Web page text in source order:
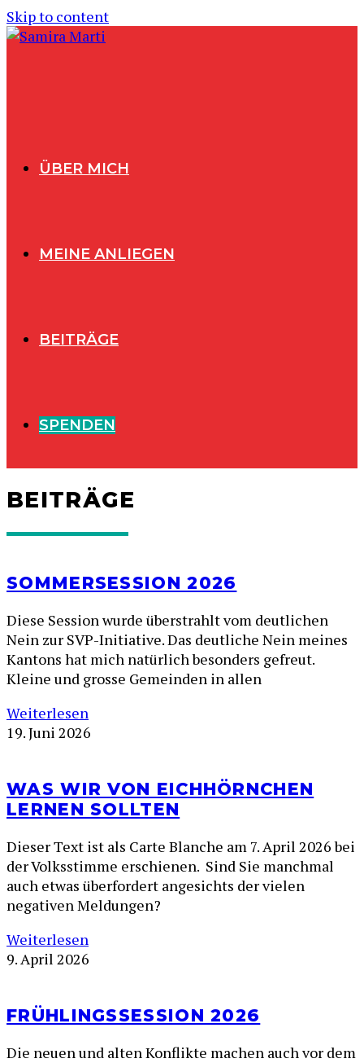
Skip to content
ÜBER MICH
MEINE ANLIEGEN
BEITRÄGE
SPENDEN
BEITRÄGE
SOMMERSESSION 2026
Diese Session wurde überstrahlt vom deutlichen
Nein zur SVP-Initiative. Das deutliche Nein meines
Kantons hat mich natürlich besonders gefreut.
Kleine und grosse Gemeinden in allen
Weiterlesen
19. Juni 2026
WAS WIR VON EICHHÖRNCHEN
LERNEN SOLLTEN
Dieser Text ist als Carte Blanche am 7. April 2026 bei
der Volksstimme erschienen. Sind Sie manchmal
auch etwas überfordert angesichts der vielen
negativen Meldungen?
Weiterlesen
9. April 2026
FRÜHLINGSSESSION 2026
Die neuen und alten Konflikte machen auch vor dem